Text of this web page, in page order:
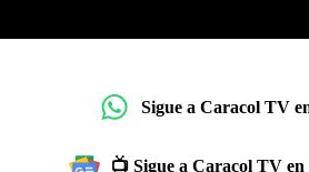
Sigue a Caracol TV
📺 Sigue a Caracol TV en